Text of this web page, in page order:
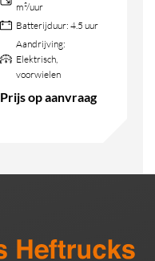
m²/uur
Batterijduur: 4.5 uur
Aandrijving:
Elektrisch,
voorwielen
Prijs op aanvraag